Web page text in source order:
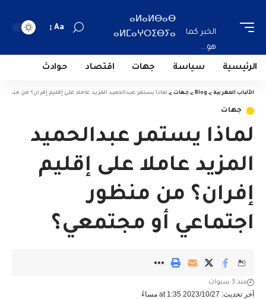
الخبر كما
هو...
ⴰⵍⴰⵍⴱⴰⴱ
ⴰⵍⵎⴰⵖⵔⵉⴱⵢⴰ
Aa
الرئيسية سياسة جهات اقتصاد حوادث
الألباب المغربية >
Blog
> جهات > لماذا يستمر عبدالحميد المزيد عاملا على إقليم إفران؟ من
جهات
لماذا يستمر عبدالحميد
المزيد عاملا على إقليم
إفران؟ من منظور
اجتماعي أو مجتمعي؟
آخر تحديث: 2023/10/27 at 1:35 مساءً
منذ 3 سنوات